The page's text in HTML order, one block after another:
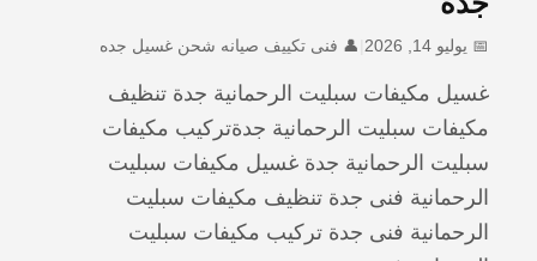
📅 يوليو 14, 2026 👤 فنى تكييف صيانه شحن غسيل جده
غسيل مكيفات سبليت الرحمانية جدة تنظيف
مكيفات سبليت الرحمانية جدةتركيب مكيفات
سبليت الرحمانية جدة غسيل مكيفات سبليت
الرحمانية فنى جدة تنظيف مكيفات سبليت
الرحمانية فنى جدة تركيب مكيفات سبليت